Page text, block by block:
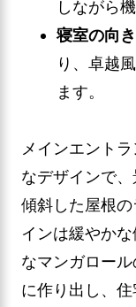
しながら
寝室の向き
り、卓越
ます。
メインエント
なデザインで
傾斜した屋根
インは緩やか
なマンガロー
に作り出し、